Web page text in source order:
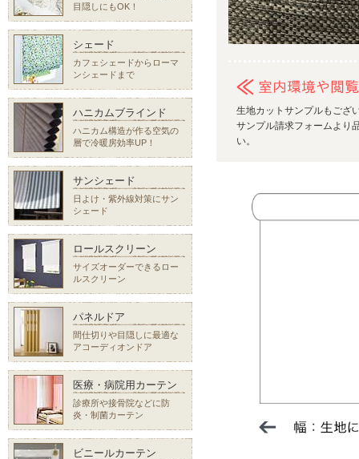
生地カットサンプルもござ
サンプル請求フォームより
い。
目隠しにもOK！
シェード
カフェシェードからローマ
ンシェードまで
ハニカムブラインド
ハニカム構造が作る空気の
層で冷暖房効率UP！
サンシェード
日よけ・紫外線対策にサン
シェード
ロールスクリーン
サイズオーダーできるロー
ルスクリーン
パネルドア
間仕切りや目隠しに最適な
アコーディオンドア
医療・病院用カーテン
診療所や接骨院などに防
炎・制菌カーテン
ビニールカーテン